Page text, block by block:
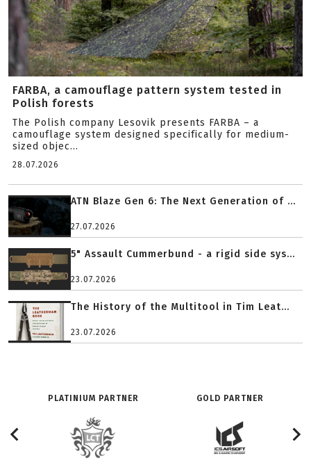
FARBA, a camouflage pattern system tested in
Polish forests
The Polish company Lesovik presents FARBA – a
camouflage system designed specifically for medium-
sized objec...
28.07.2026
ATN Blaze Gen 6: The Next Generation of ...
27.07.2026
5" Assault Cummerbund - a rigid side sys...
23.07.2026
The History of the Multitool in Tim Leat...
23.07.2026
PLATINIUM PARTNER GOLD PARTNER